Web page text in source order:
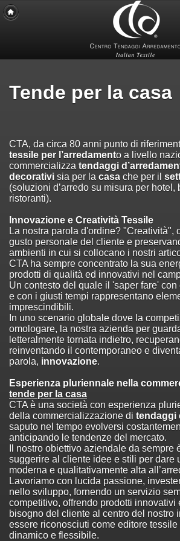
Tende per la casa
CTA, da circa 80 anni punto di
tessile per l’arredamento a livello
commercializza tendaggi
decorativi sia per la casa che per il
(soluzioni d’arredo su misura per hotel,
ristoranti).
Innovazione e Creatività Tessile
La nostra parola d'ordine? "Creatività",
gusto personale del cliente e
ambienti in cui si collocano i nostri
CTA ha sempre concentrato la sua
prodotti di qualità ed innovativi nel
Un contesto del quale il 'saper fare'
e con i giusti tempi rappresentano
imprescindibili.
In uno scenario globale dove la
omologare, la nostra azienda per
letteralmente tornata indietro,
reinventando il contemporaneo e
parola, innovazione.
Esperienza pluriennale nella
tende per la casa
CTA è una società con esperienza
della commercializzazione di tendaggi
saputo nel tempo evolversi
anticipando le tendenze del mercato.
Il nostro obiettivo aziendale da sempre
suggerire al cliente idee e stili per dare
moderna e qualitativamente alta
Lavoriamo con lucida passione,
nello sviluppo, fornendo un servizio
competitivo, offrendo prodotti innovativi
bisogno del cliente al centro del nostro
essere riconosciuti come editore tessile
dinamico e flessibile.